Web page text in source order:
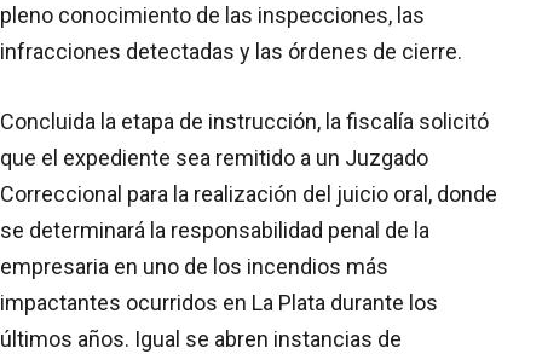
pleno conocimiento de las inspecciones, las
infracciones detectadas y las órdenes de cierre.
Concluida la etapa de instrucción, la fiscalía solicitó
que el expediente sea remitido a un Juzgado
Correccional para la realización del juicio oral, donde
se determinará la responsabilidad penal de la
empresaria en uno de los incendios más
impactantes ocurridos en La Plata durante los
últimos años. Igual se abren instancias de